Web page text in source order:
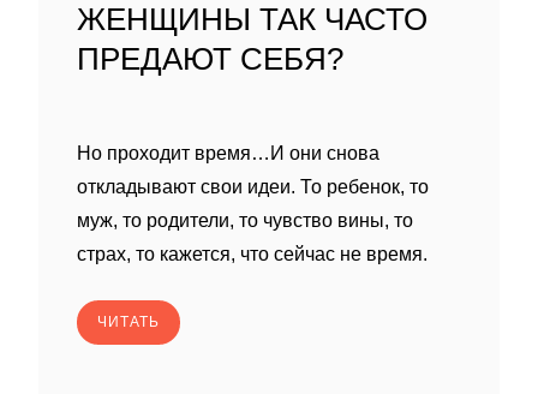
ЖЕНЩИНЫ ТАК ЧАСТО
ПРЕДАЮТ СЕБЯ?
Но проходит время…И они снова
откладывают свои идеи. То ребенок, то
муж, то родители, то чувство вины, то
страх, то кажется, что сейчас не время.
ЧИТАТЬ